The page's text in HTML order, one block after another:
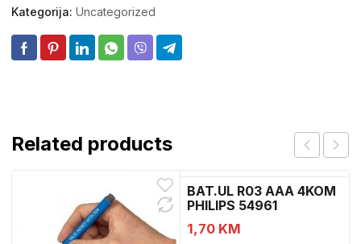
Kategorija: Uncategorized
Related products
BAT.UL R03 AAA 4KOM
PHILIPS 54961
1,70 KM